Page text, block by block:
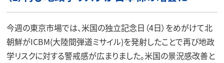
今週の東京市場では、米国の独立記念日（4日）をめがけて北
朝鮮がICBM(大陸間弾道ミサイル)を発射したことで再び地政
学リスクに対する警戒感が広まりました。米国の景況感改善と